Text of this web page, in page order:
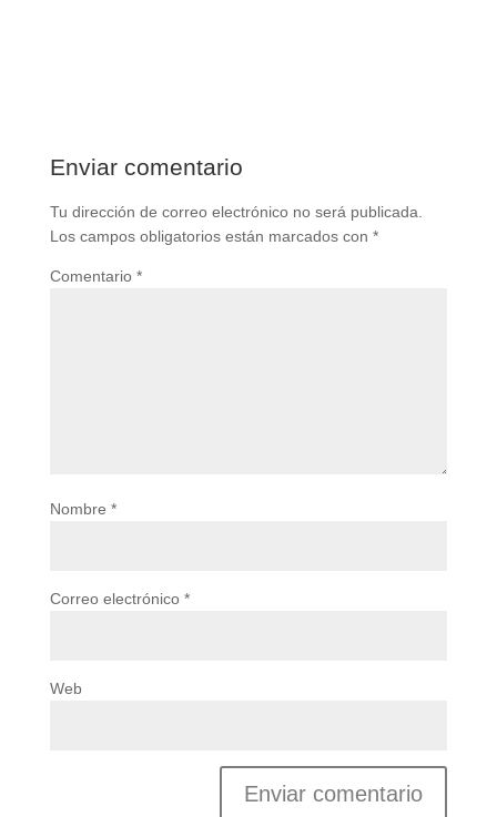
Enviar comentario
Tu dirección de correo electrónico no será publicada.
Los campos obligatorios están marcados con *
Comentario *
Nombre *
Correo electrónico *
Web